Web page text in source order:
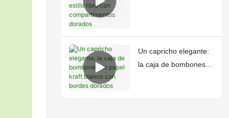
Un capricho elegante:
la caja de bombones